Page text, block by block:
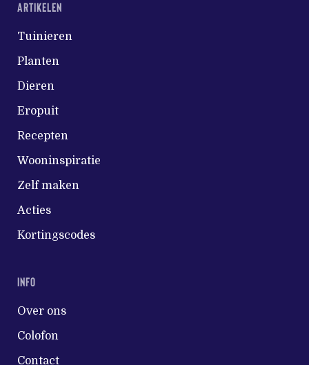
ARTIKELEN
Tuinieren
Planten
Dieren
Eropuit
Recepten
Wooninspiratie
Zelf maken
Acties
Kortingscodes
INFO
Over ons
Colofon
Contact